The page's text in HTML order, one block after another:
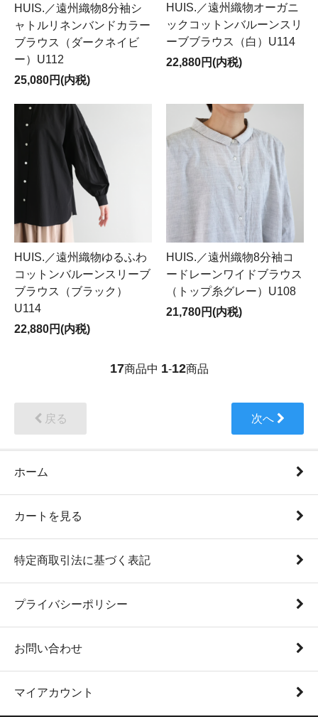
HUIS.／遠州織物8分袖シ
ャトルリネンバンドカラー
ブラウス（ダークネイビ
ー）U112
25,080円(内税)
HUIS.／遠州織物オーガニ
ックコットンバルーンスリ
ーブブラウス（白）U114
22,880円(内税)
HUIS.／遠州織物ゆるふわ
コットンバルーンスリーブ
ブラウス（ブラック）
U114
22,880円(内税)
HUIS.／遠州織物8分袖コ
ードレーンワイドブラウス
（トップ糸グレー）U108
21,780円(内税)
17商品中 1-12商品
戻る 次へ
ホーム
カートを見る
特定商取引法に基づく表記
プライバシーポリシー
お問い合わせ
マイアカウント